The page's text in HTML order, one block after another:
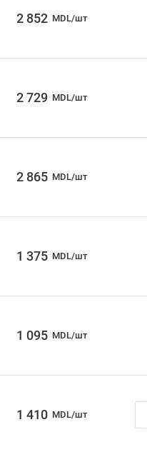
2 852 MDL/шт
2 729 MDL/шт
2 865 MDL/шт
1 375 MDL/шт
1 095 MDL/шт
1 410 MDL/шт